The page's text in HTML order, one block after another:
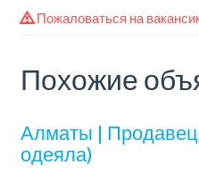
Пожаловаться на
Похожие
Алматы |
одеяла)